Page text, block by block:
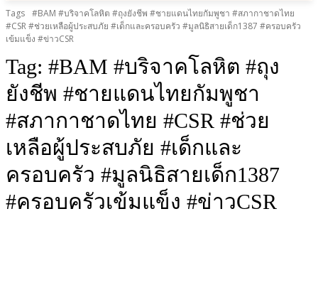
Tags #BAM #บริจาคโลหิต #ถุงยังชีพ #ชายแดนไทยกัมพูชา #สภากาชาดไทย
#CSR #ช่วยเหลือผู้ประสบภัย #เด็กและครอบครัว #มูลนิธิสายเด็ก1387 #ครอบครัว
เข้มแข็ง #ข่าวCSR
Tag: #BAM #บริจาคโลหิต #ถุง
ยังชีพ #ชายแดนไทยกัมพูชา
#สภากาชาดไทย #CSR #ช่วย
เหลือผู้ประสบภัย #เด็กและ
ครอบครัว #มูลนิธิสายเด็ก1387
#ครอบครัวเข้มแข็ง #ข่าวCSR